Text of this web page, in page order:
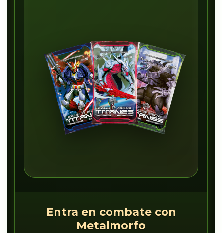
Entra en combate con
Metalmorfo